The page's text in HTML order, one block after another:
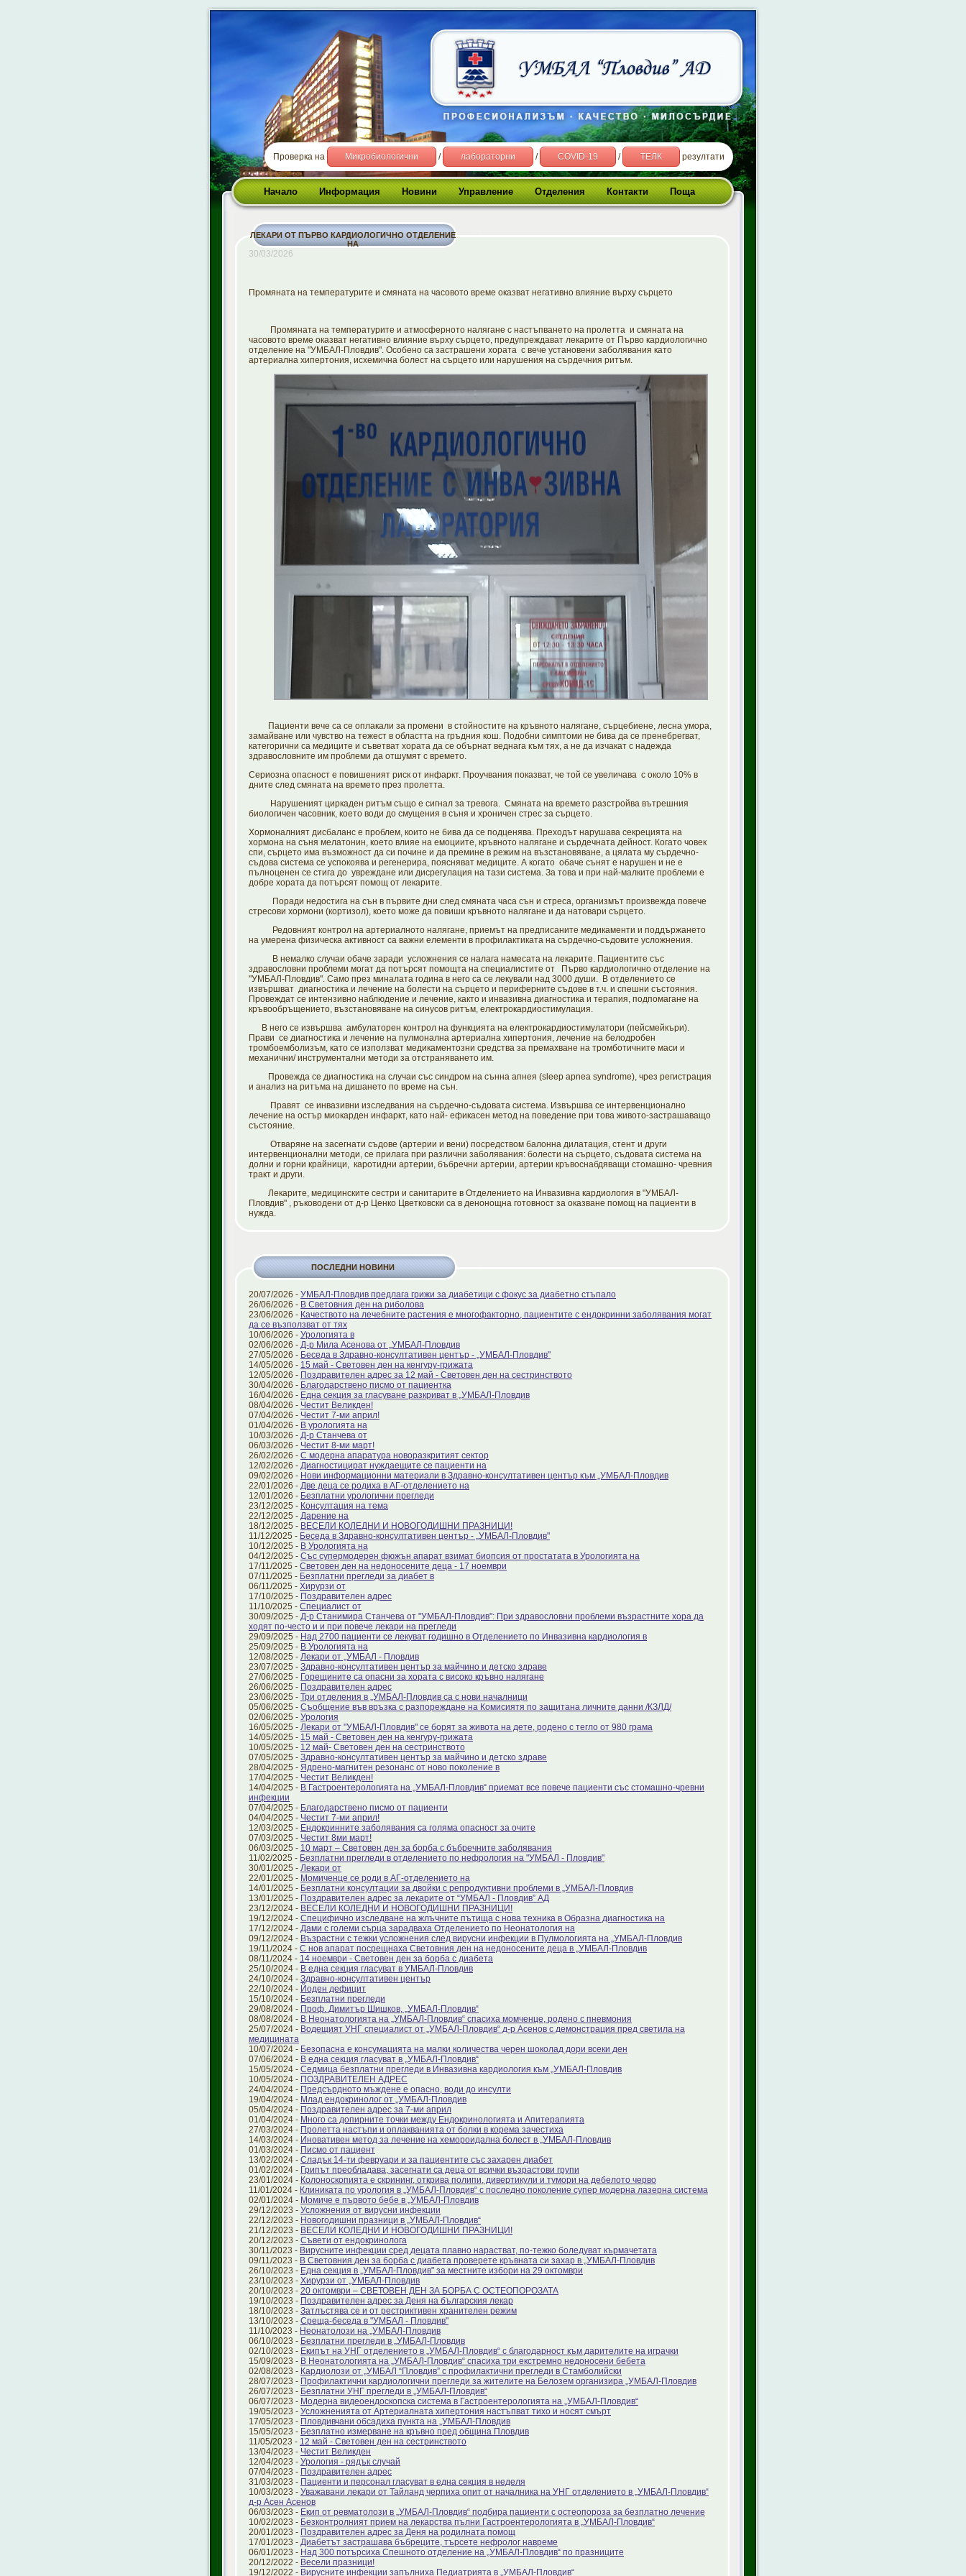
Проверка на Микробиологични / лабораторни / COVID-19 / ТЕЛК резултати
Начало Информация Новини Управление Отделения Контакти Поща
ЛЕКАРИ ОТ ПЪРВО КАРДИОЛОГИЧНО ОТДЕЛЕНИЕ
НА
30/03/2026
Промяната на температурите и смяната на часовото време оказват негативно влияние върху сърцето
Промяната на температурите и атмосферното налягане с настъпването на пролетта и смяната на
часовото време оказват негативно влияние върху сърцето, предупреждават лекарите от Първо кардиологично
отделение на "УМБАЛ-Пловдив". Особено са застрашени хората с вече установени заболявания като
артериална хипертония, исхемична болест на сърцето или нарушения на сърдечния ритъм.
Пациенти вече са се оплакали за промени в стойностите на кръвното налягане, сърцебиене, лесна умора,
замайване или чувство на тежест в областта на гръдния кош. Подобни симптоми не бива да се пренебрегват,
категорични са медиците и съветват хората да се обърнат веднага към тях, а не да изчакат с надежда
здравословните им проблеми да отшумят с времето.
Сериозна опасност е повишеният риск от инфаркт. Проучвания показват, че той се увеличава с около 10% в
дните след смяната на времето през пролетта.
Нарушеният циркаден ритъм също е сигнал за тревога. Смяната на времето разстройва вътрешния
биологичен часовник, което води до смущения в съня и хроничен стрес за сърцето.
Хормоналният дисбаланс е проблем, които не бива да се подценява. Преходът нарушава секрецията на
хормона на съня мелатонин, което влияе на емоциите, кръвното налягане и сърдечната дейност. Когато човек
спи, сърцето има възможност да си почине и да премине в режим на възстановяване, а цялата му сърдечно-
съдова система се успокоява и регенерира, поясняват медиците. А когато обаче сънят е нарушен и не е
пълноценен се стига до увреждане или дисрегулация на тази система. За това и при най-малките проблеми е
добре хората да потърсят помощ от лекарите.
Поради недостига на сън в първите дни след смяната часа сън и стреса, организмът произвежда повече
стресови хормони (кортизол), което може да повиши кръвното налягане и да натовари сърцето.
Редовният контрол на артериалното налягане, приемът на предписаните медикаменти и поддържането
на умерена физическа активност са важни елементи в профилактиката на сърдечно-съдовите усложнения.
В немалко случаи обаче заради усложнения се налага намесата на лекарите. Пациентите със
здравословни проблеми могат да потърсят помощта на специалистите от Първо кардиологично отделение на
"УМБАЛ-Пловдив". Само през миналата година в него са се лекували над 3000 души. В отделението се
извършват диагностика и лечение на болести на сърцето и периферните съдове в т.ч. и спешни състояния.
Провеждат се интензивно наблюдение и лечение, както и инвазивна диагностика и терапия, подпомагане на
кръвообръщението, възстановяване на синусов ритъм, електрокардиостимулация.
В него се извършва амбулаторен контрол на функцията на електрокардиостимулатори (пейсмейкъри).
Прави се диагностика и лечение на пулмонална артериална хипертония, лечение на белодробен
тромбоемболизъм, като се използват медикаментозни средства за премахване на тромботичните маси и
механични/ инструментални методи за отстраняването им.
Провежда се диагностика на случаи със синдром на сънна апнея (sleep apnea syndrome), чрез регистрация
и анализ на ритъма на дишането по време на сън.
Правят се инвазивни изследвания на сърдечно-съдовата система. Извършва се интервенционално
лечение на остър миокарден инфаркт, като най- ефикасен метод на поведение при това живото-застрашаващо
състояние.
Отваряне на засегнати съдове (артерии и вени) посредством балонна дилатация, стент и други
интервенционални методи, се прилага при различни заболявания: болести на сърцето, съдовата система на
долни и горни крайници, каротидни артерии, бъбречни артерии, артерии кръвоснабдяващи стомашно- чревния
тракт и други.
Лекарите, медицинските сестри и санитарите в Отделението на Инвазивна кардиология в "УМБАЛ-
Пловдив" , ръководени от д-р Ценко Цветковски са в денонощна готовност за оказване помощ на пациенти в
нужда.
ПОСЛЕДНИ НОВИНИ
20/07/2026 - УМБАЛ-Пловдив предлага грижи за диабетици с фокус за диабетно стъпало
26/06/2026 - В Световния ден на риболова
23/06/2026 - Качеството на лечебните растения е многофакторно, пациентите с ендокринни заболявания могат
да се възползват от тях
10/06/2026 - Урологията в
02/06/2026 - Д-р Мила Асенова от „УМБАЛ-Пловдив
27/05/2026 - Беседа в Здравно-консултативен център - „УМБАЛ-Пловдив"
14/05/2026 - 15 май - Световен ден на кенгуру-грижата
12/05/2026 - Поздравителен адрес за 12 май - Световен ден на сестринството
30/04/2026 - Благодарствено писмо от пациентка
16/04/2026 - Една секция за гласуване разкриват в „УМБАЛ-Пловдив
08/04/2026 - Честит Великден!
07/04/2026 - Честит 7-ми април!
01/04/2026 - В урологията на
10/03/2026 - Д-р Станчева от
06/03/2026 - Честит 8-ми март!
26/02/2026 - С модерна апаратура новоразкритият сектор
12/02/2026 - Диагностицират нуждаещите се пациенти на
09/02/2026 - Нови информационни материали в Здравно-консултативен център към „УМБАЛ-Пловдив
22/01/2026 - Две деца се родиха в АГ-отделението на
12/01/2026 - Безплатни урологични прегледи
23/12/2025 - Консултация на тема
22/12/2025 - Дарение на
18/12/2025 - ВЕСЕЛИ КОЛЕДНИ И НОВОГОДИШНИ ПРАЗНИЦИ!
11/12/2025 - Беседа в Здравно-консултативен център - „УМБАЛ-Пловдив"
10/12/2025 - В Урологията на
04/12/2025 - Със супермодерен фюжън апарат взимат биопсия от простатата в Урологията на
17/11/2025 - Световен ден на недоносените деца - 17 ноември
07/11/2025 - Безплатни прегледи за диабет в
06/11/2025 - Хирурзи от
17/10/2025 - Поздравителен адрес
11/10/2025 - Специалист от
30/09/2025 - Д-р Станимира Станчева от "УМБАЛ-Пловдив": При здравословни проблеми възрастните хора да
ходят по-често и и при повече лекари на прегледи
29/09/2025 - Над 2700 пациенти се лекуват годишно в Отделението по Инвазивна кардиология в
25/09/2025 - В Урологията на
12/08/2025 - Лекари от „УМБАЛ - Пловдив
23/07/2025 - Здравно-консултативен център за майчино и детско здраве
27/06/2025 - Горещините са опасни за хората с високо кръвно налягане
26/06/2025 - Поздравителен адрес
23/06/2025 - Три отделения в „УМБАЛ-Пловдив са с нови началници
05/06/2025 - Съобщение във връзка с разпореждане на Комисиятя по защитана личните данни /КЗЛД/
02/06/2025 - Урология
16/05/2025 - Лекари от "УМБАЛ-Пловдив" се борят за живота на дете, родено с тегло от 980 грама
14/05/2025 - 15 май - Световен ден на кенгуру-грижата
10/05/2025 - 12 май- Световен ден на сестринството
07/05/2025 - Здравно-консултативен център за майчино и детско здраве
28/04/2025 - Ядрено-магнитен резонанс от ново поколение в
17/04/2025 - Честит Великден!
14/04/2025 - В Гастроентерологията на „УМБАЛ-Пловдив“ приемат все повече пациенти със стомашно-чревни
инфекции
07/04/2025 - Благодарствено писмо от пациенти
04/04/2025 - Честит 7-ми април!
12/03/2025 - Ендокринните заболявания са голяма опасност за очите
07/03/2025 - Честит 8ми март!
06/03/2025 - 10 март – Световен ден за борба с бъбречните заболявания
11/02/2025 - Безплатни прегледи в отделението по нефрология на "УМБАЛ - Пловдив"
30/01/2025 - Лекари от
22/01/2025 - Момиченце се роди в АГ-отделението на
14/01/2025 - Безплатни консултации за двойки с репродуктивни проблеми в „УМБАЛ-Пловдив
13/01/2025 - Поздравителен адрес за лекарите от “УМБАЛ - Пловдив” АД
23/12/2024 - ВЕСЕЛИ КОЛЕДНИ И НОВОГОДИШНИ ПРАЗНИЦИ!
19/12/2024 - Специфично изследване на жлъчните пътища с нова техника в Образна диагностика на
17/12/2024 - Дами с големи сърца зарадваха Отделението по Неонатология на
09/12/2024 - Възрастни с тежки усложнения след вирусни инфекции в Пулмологията на „УМБАЛ-Пловдив
19/11/2024 - С нов апарат посрещнаха Световния ден на недоносените деца в „УМБАЛ-Пловдив
08/11/2024 - 14 ноември - Световен ден за борба с диабета
25/10/2024 - В една секция гласуват в УМБАЛ-Пловдив
24/10/2024 - Здравно-консултативен център
22/10/2024 - Йоден дефицит
15/10/2024 - Безплатни прегледи
29/08/2024 - Проф. Димитър Шишков, „УМБАЛ-Пловдив“
08/08/2024 - В Неонатологията на „УМБАЛ-Пловдив“ спасиха момченце, родено с пневмония
25/07/2024 - Водещият УНГ специалист от „УМБАЛ-Пловдив“ д-р Асенов с демонстрация пред светила на
медицината
10/07/2024 - Безопасна е консумацията на малки количества черен шоколад дори всеки ден
07/06/2024 - В една секция гласуват в „УМБАЛ-Пловдив“
15/05/2024 - Седмица безплатни прегледи в Инвазивна кардиология към „УМБАЛ-Пловдив
10/05/2024 - ПОЗДРАВИТЕЛЕН АДРЕС
24/04/2024 - Предсърдното мъждене е опасно, води до инсулти
19/04/2024 - Млад ендокринолог от „УМБАЛ-Пловдив
05/04/2024 - Поздравителен адрес за 7-ми април
01/04/2024 - Много са допирните точки между Ендокринологията и Апитерапията
27/03/2024 - Пролетта настъпи и оплакванията от болки в корема зачестиха
14/03/2024 - Иновативен метод за лечение на хемороидална болест в „УМБАЛ-Пловдив
01/03/2024 - Писмо от пациент
13/02/2024 - Сладък 14-ти февруари и за пациентите със захарен диабет
01/02/2024 - Грипът преобладава, засегнати са деца от всички възрастови групи
23/01/2024 - Колоноскопията е скрининг, открива полипи, дивертикули и тумори на дебелото черво
11/01/2024 - Клиниката по урология в „УМБАЛ-Пловдив“ с последно поколение супер модерна лазерна система
02/01/2024 - Момиче е първото бебе в „УМБАЛ-Пловдив
29/12/2023 - Усложнения от вирусни инфекции
22/12/2023 - Новогодишни празници в „УМБАЛ-Пловдив“
21/12/2023 - ВЕСЕЛИ КОЛЕДНИ И НОВОГОДИШНИ ПРАЗНИЦИ!
20/12/2023 - Съвети от ендокринолога
30/11/2023 - Вирусните инфекции сред децата плавно нарастват, по-тежко боледуват кърмачетата
09/11/2023 - В Световния ден за борба с диабета проверете кръвната си захар в „УМБАЛ-Пловдив
26/10/2023 - Една секция в „УМБАЛ-Пловдив" за местните избори на 29 октомври
23/10/2023 - Хирурзи от „УМБАЛ-Пловдив
20/10/2023 - 20 октомври – СВЕТОВЕН ДЕН ЗА БОРБА С ОСТЕОПОРОЗАТА
19/10/2023 - Поздравителен адрес за Деня на българския лекар
18/10/2023 - Затлъстява се и от рестриктивен хранителен режим
13/10/2023 - Среща-беседа в "УМБАЛ - Пловдив"
11/10/2023 - Неонатолози на „УМБАЛ-Пловдив
06/10/2023 - Безплатни прегледи в „УМБАЛ-Пловдив
02/10/2023 - Екипът на УНГ отделението в „УМБАЛ-Пловдив“ с благодарност към дарителите на играчки
15/09/2023 - В Неонатологията на „УМБАЛ-Пловдив“ спасиха три екстремно недоносени бебета
02/08/2023 - Кардиолози от „УМБАЛ “Пловдив” с профилактични прегледи в Стамболийски
28/07/2023 - Профилактични кардиологични прегледи за жителите на Белозем организира „УМБАЛ-Пловдив
26/07/2023 - Безплатни УНГ прегледи в „УМБАЛ-Пловдив“
06/07/2023 - Модерна видеоендоскопска система в Гастроентерологията на „УМБАЛ-Пловдив“
19/05/2023 - Усложненията от Артериалната хипертония настъпват тихо и носят смърт
17/05/2023 - Пловдивчани обсадиха пункта на „УМБАЛ-Пловдив
15/05/2023 - Безплатно измерване на кръвно пред община Пловдив
11/05/2023 - 12 май - Световен ден на сестринството
13/04/2023 - Честит Великден
12/04/2023 - Урология - рядък случай
07/04/2023 - Поздравителен адрес
31/03/2023 - Пациенти и персонал гласуват в една секция в неделя
10/03/2023 - Уважавани лекари от Тайланд черпиха опит от началника на УНГ отделението в „УМБАЛ-Пловдив“
д-р Асен Асенов
06/03/2023 - Екип от ревматолози в „УМБАЛ-Пловдив“ подбира пациенти с остеопороза за безплатно лечение
10/02/2023 - Безконтролният прием на лекарства пълни Гастроентерологията в „УМБАЛ-Пловдив“
20/01/2023 - Поздравителен адрес за Деня на родилната помощ
17/01/2023 - Диабетът застрашава бъбреците, търсете нефролог навреме
06/01/2023 - Над 300 потърсиха Спешното отделение на „УМБАЛ-Пловдив“ по празниците
20/12/2022 - Весели празници!
19/12/2022 - Вирусните инфекции запълниха Педиатрията в „УМБАЛ-Пловдив“